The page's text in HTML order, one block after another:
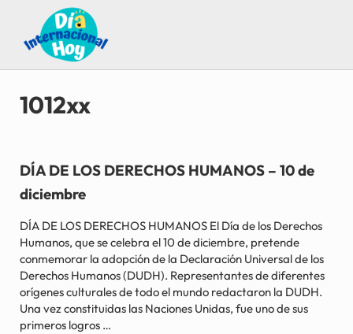
Saltar al contenido principal
Skip to after header navigation
Skip to site footer
Día Internacional Hoy
Guía para saber qué día internacional es hoy
1012xx
DÍA DE LOS DERECHOS HUMANOS – 10 de
diciembre
DÍA DE LOS DERECHOS HUMANOS El Día de los Derechos
Humanos, que se celebra el 10 de diciembre, pretende
conmemorar la adopción de la Declaración Universal de los
Derechos Humanos (DUDH). Representantes de diferentes
orígenes culturales de todo el mundo redactaron la DUDH.
Una vez constituidas las Naciones Unidas, fue uno de sus
primeros logros …